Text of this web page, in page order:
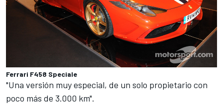
Ferrari F458 Speciale
"Una versión muy especial, de un solo propietario con
poco más de 3.000 km".